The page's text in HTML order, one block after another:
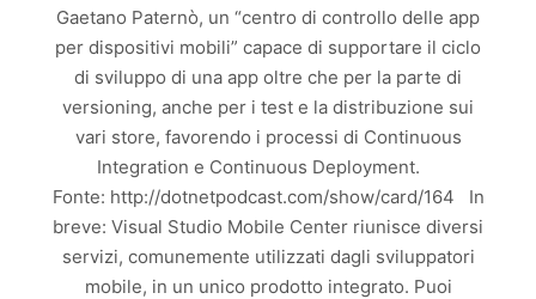
Gaetano Paternò, un “centro di controllo delle app
per dispositivi mobili” capace di supportare il ciclo
di sviluppo di una app oltre che per la parte di
versioning, anche per i test e la distribuzione sui
vari store, favorendo i processi di Continuous
Integration e Continuous Deployment.
Fonte: http://dotnetpodcast.com/show/card/164 In
breve: Visual Studio Mobile Center riunisce diversi
servizi, comunemente utilizzati dagli sviluppatori
mobile, in un unico prodotto integrato. Puoi